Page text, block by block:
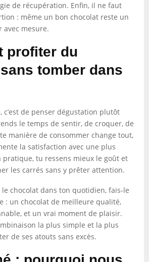
de récupération. Enfin, il ne faut
: même un bon chocolat reste un
avec mesure.
profiter du
tomber dans
c’est de penser dégustation plutôt
le temps de sentir, de croquer, de
manière de consommer change tout,
la satisfaction avec une plus
tu ressens mieux le goût et
les carrés sans y prêter attention.
chocolat dans ton quotidien, fais-le
: un chocolat de meilleure qualité,
et un vrai moment de plaisir.
la plus simple et la plus
de ses atouts sans excès.